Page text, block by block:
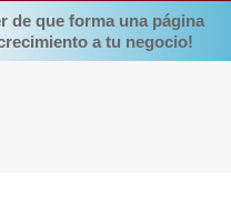
de que forma una página
a tu negocio!